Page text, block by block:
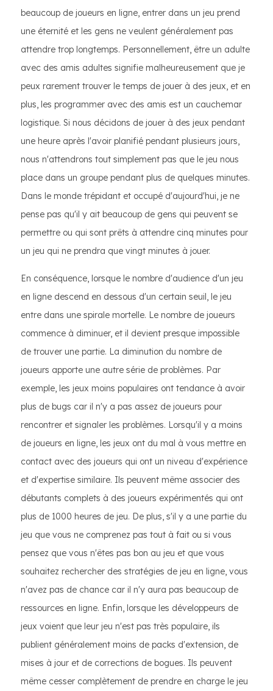
beaucoup de joueurs en ligne, entrer dans un jeu prend
une éternité et les gens ne veulent généralement pas
attendre trop longtemps. Personnellement, être un adulte
avec des amis adultes signifie malheureusement que je
peux rarement trouver le temps de jouer à des jeux, et en
plus, les programmer avec des amis est un cauchemar
logistique. Si nous décidons de jouer à des jeux pendant
une heure après l'avoir planifié pendant plusieurs jours,
nous n'attendrons tout simplement pas que le jeu nous
place dans un groupe pendant plus de quelques minutes.
Dans le monde trépidant et occupé d'aujourd'hui, je ne
pense pas qu'il y ait beaucoup de gens qui peuvent se
permettre ou qui sont prêts à attendre cinq minutes pour
un jeu qui ne prendra que vingt minutes à jouer.
En conséquence, lorsque le nombre d'audience d'un jeu
en ligne descend en dessous d'un certain seuil, le jeu
entre dans une spirale mortelle. Le nombre de joueurs
commence à diminuer, et il devient presque impossible
de trouver une partie. La diminution du nombre de
joueurs apporte une autre série de problèmes. Par
exemple, les jeux moins populaires ont tendance à avoir
plus de bugs car il n'y a pas assez de joueurs pour
rencontrer et signaler les problèmes. Lorsqu'il y a moins
de joueurs en ligne, les jeux ont du mal à vous mettre en
contact avec des joueurs qui ont un niveau d'expérience
et d'expertise similaire. Ils peuvent même associer des
débutants complets à des joueurs expérimentés qui ont
plus de 1000 heures de jeu. De plus, s'il y a une partie du
jeu que vous ne comprenez pas tout à fait ou si vous
pensez que vous n'êtes pas bon au jeu et que vous
souhaitez rechercher des stratégies de jeu en ligne, vous
n'avez pas de chance car il n'y aura pas beaucoup de
ressources en ligne. Enfin, lorsque les développeurs de
jeux voient que leur jeu n'est pas très populaire, ils
publient généralement moins de packs d'extension, de
mises à jour et de corrections de bogues. Ils peuvent
même cesser complètement de prendre en charge le jeu